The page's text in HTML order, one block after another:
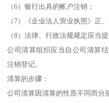
（6）银行出具的帐户注销；
（7）《企业法人营业执照》正、
（8）法律、行政法规规定应当
公司清算组织应当自公司清算
注销登记。
清算的步骤：
公司清算因清算的性质不同而分